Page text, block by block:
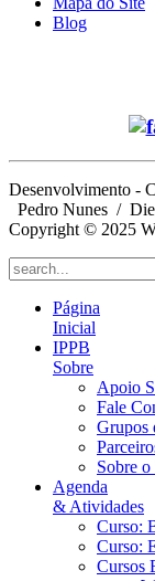
Blog
Desenvolvimento -
Pedro Nunes /
Copyright © 2025
Página
Inicial
IPPB
Sobre
Apoio
Fale
Grupos
Sobre
Agenda
& Atividades
Curso:
Curso:
Cursos